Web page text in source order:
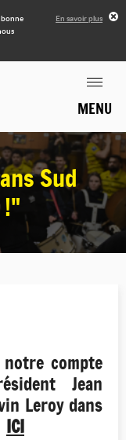
bonne
En savoir plus
MENU
Sud
compte
Jean
Leroy dans
ICI